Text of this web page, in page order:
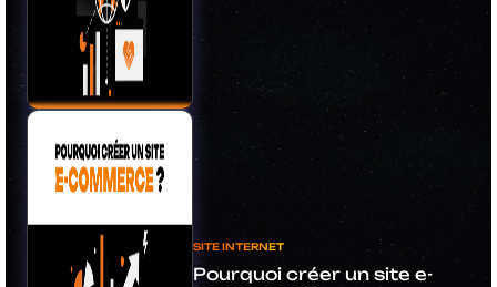
SITE INTERNET
Pourquoi créer un site e-